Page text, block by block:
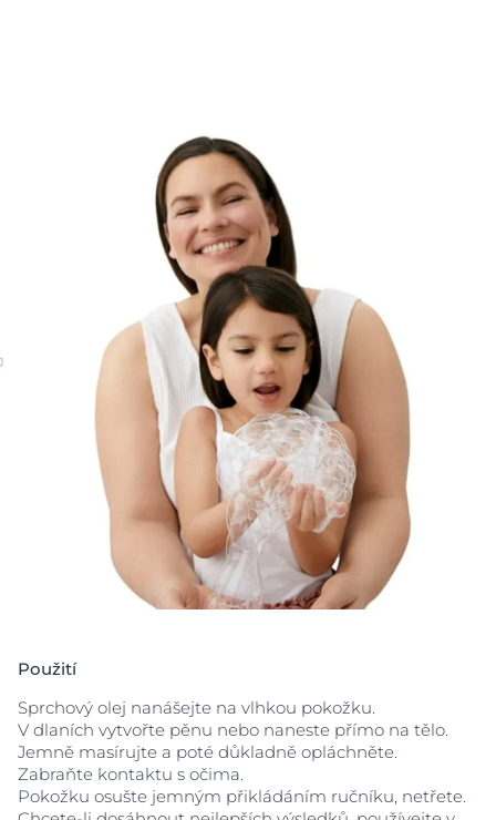
koncentraci omega-3 a omega-6 olejů pro jemné
čištění a zklidnění pokožky s atopickým ekzémem.
Tento mycí olej pro atopickou pokožku
svědění a podporuje přirozenou kožní bariéru. I při
pravidelném mytí je pokožka chráněna před dalším
vysušováním a svěděním. Sprchový olej lze používat
každý den během akutníchvzplanutí
mi, kdy je pokožka méně podrážděná.
Eucerin AtopiControl Sprchový olej neobsahuje
parfemaci a je vhodný pro dospělé, děti a na pokožku
kojenců a novorozenců od prvního dne.
Použití
Sprchový olej nanášejte na vlhkou pokožku.
V dlaních vytvořte pěnu nebo naneste přímo na tělo.
Jemně masírujte a poté důkladně opláchněte.
Zabraňte kontaktu s očima.
Pokožku osušte jemným přikládáním ručníku, netřete.